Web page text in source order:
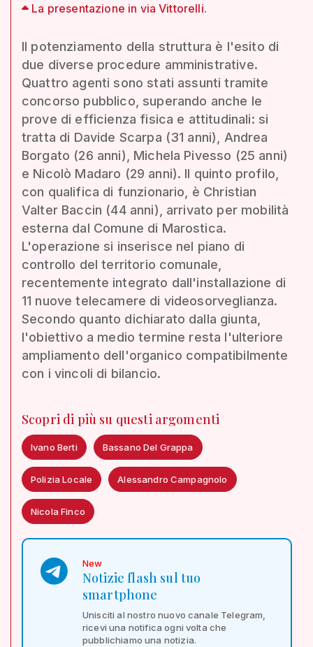
La presentazione in via Vittorelli.
Il potenziamento della struttura è l'esito di
due diverse procedure amministrative.
Quattro agenti sono stati assunti tramite
concorso pubblico, superando anche le
prove di efficienza fisica e attitudinali: si
tratta di Davide Scarpa (31 anni), Andrea
Borgato (26 anni), Michela Pivesso (25 anni)
e Nicolò Madaro (29 anni). Il quinto profilo,
con qualifica di funzionario, è Christian
Valter Baccin (44 anni), arrivato per mobilità
esterna dal Comune di Marostica.
L'operazione si inserisce nel piano di
controllo del territorio comunale,
recentemente integrato dall'installazione di
11 nuove telecamere di videosorveglianza.
Secondo quanto dichiarato dalla giunta,
l'obiettivo a medio termine resta l'ulteriore
ampliamento dell'organico compatibilmente
con i vincoli di bilancio.
Scopri di più su questi argomenti
Ivano Berti Bassano Del Grappa
Polizia Locale Alessandro Campagnolo
Nicola Finco
New
Notizie flash sul tuo
smartphone
Unisciti al nostro nuovo canale Telegram,
ricevi una notifica ogni volta che
pubblichiamo una notizia.